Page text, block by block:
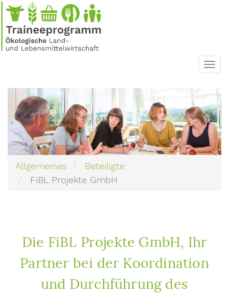
Direkt
zum
Inhalt
Allgemeines
Beteiligte
FiBL Projekte GmbH
Die FiBL Projekte GmbH, Ihr
Partner bei der Koordination
und Durchführung des